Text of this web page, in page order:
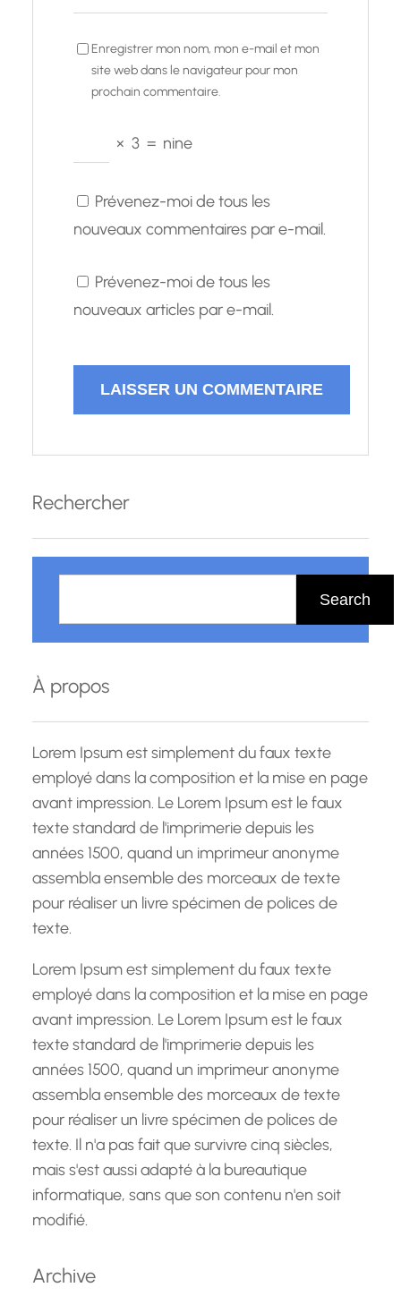
Enregistrer mon nom, mon e-mail et mon
site web dans le navigateur pour mon
prochain commentaire.
× 3 = nine
Prévenez-moi de tous les
nouveaux commentaires par e-mail.
Prévenez-moi de tous les
nouveaux articles par e-mail.
Rechercher
h
r
c
h
Search
À propos
Lorem Ipsum est simplement du faux texte
employé dans la composition et la mise en page
avant impression. Le Lorem Ipsum est le faux
texte standard de l'imprimerie depuis les
années 1500, quand un imprimeur anonyme
assembla ensemble des morceaux de texte
pour réaliser un livre spécimen de polices de
texte.
Lorem Ipsum est simplement du faux texte
employé dans la composition et la mise en page
avant impression. Le Lorem Ipsum est le faux
texte standard de l'imprimerie depuis les
années 1500, quand un imprimeur anonyme
assembla ensemble des morceaux de texte
pour réaliser un livre spécimen de polices de
texte. Il n'a pas fait que survivre cinq siècles,
mais s'est aussi adapté à la bureautique
informatique, sans que son contenu n'en soit
modifié.
Archive